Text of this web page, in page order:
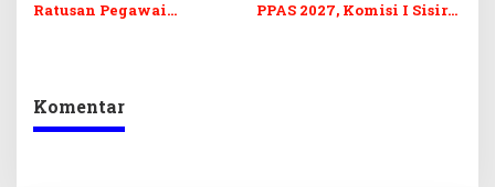
Ratusan Pegawai
PPAS 2027, Komisi I Sisir
Komentar